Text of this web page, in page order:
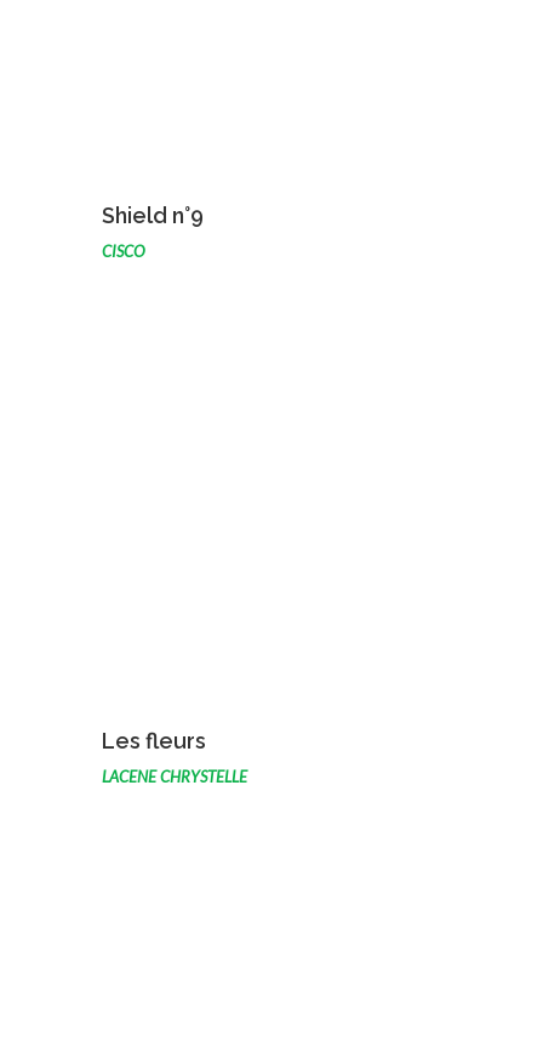
Shield n°9
CISCO
Les fleurs
LACENE CHRYSTELLE